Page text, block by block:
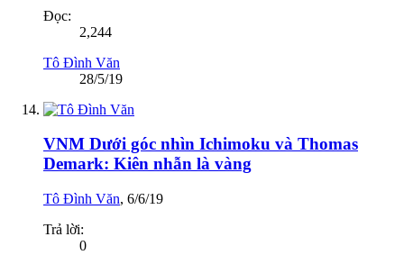
Đọc:
2,244
Tô Đình Văn
28/5/19
VNM Dưới góc nhìn Ichimoku và Thomas
Demark: Kiên nhẫn là vàng
Tô Đình Văn, 6/6/19
Trả lời:
0